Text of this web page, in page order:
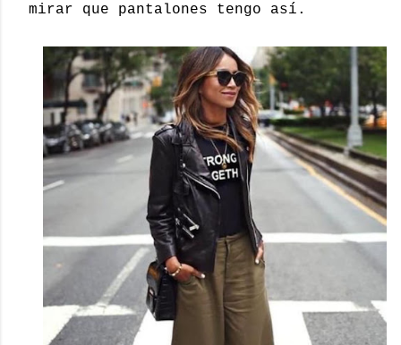
mirar que pantalones tengo así.